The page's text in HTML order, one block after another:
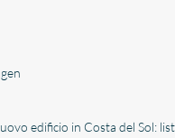
edificio in Costa del Sol: